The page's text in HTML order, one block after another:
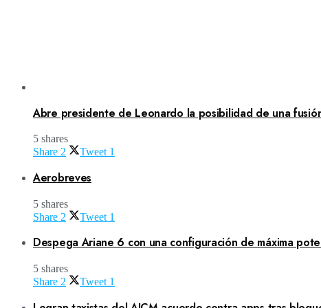
Abre presidente de Leonardo la posibilidad de una
5 shares
Share 2 Tweet 1
Aerobreves
5 shares
Share 2 Tweet 1
Despega Ariane 6 con una configuración de máxima
5 shares
Share 2 Tweet 1